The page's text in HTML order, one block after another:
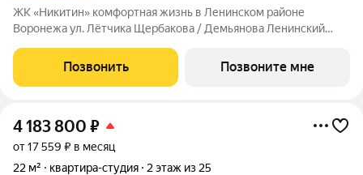
ЖК «Никитин» комфортная жизнь в Ленинском районе
Воронежа ул. Лётчика Щербакова / Демьянова Ленинский
Современный жилой комплекс в тихом центре города. Рядом
цирк, парк им. Дурова, ТЦ,
Позвонить Позвоните мне
4 183 800 ₽
от 17 559 ₽ в месяц
22 м²
квартира-студия 2 этаж из 25